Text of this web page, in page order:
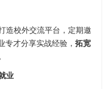
造校外交流平台，定期邀
专才分享实战经验， 拓宽
业